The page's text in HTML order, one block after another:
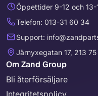
Öppettider 9-12 och 13-
Telefon: 013-31 60 34
Support:
Järnyxegatan 17, 213
Om Zand Group
Bli återförsäljare